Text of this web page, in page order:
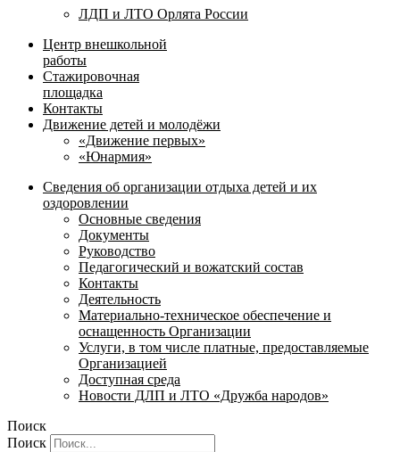
ЛДП и ЛТО Орлята России
Центр внешкольной
работы
Стажировочная
площадка
Контакты
Движение детей и молодёжи
«Движение первых»
«Юнармия»
Сведения об организации отдыха детей и их
оздоровлении
Основные сведения
Документы
Руководство
Педагогический и вожатский состав
Контакты
Деятельность
Материально-техническое обеспечение и
оснащенность Организации
Услуги, в том числе платные, предоставляемые
Организацией
Доступная среда
Новости ДЛП и ЛТО «Дружба народов»
Поиск
Поиск